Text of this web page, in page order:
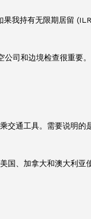
我持有无限期居留
司和边境检查很重要。
交通工具。需要说明的
、加拿大和澳大利亚